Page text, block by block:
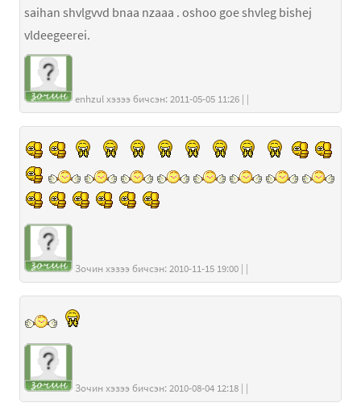
saihan shvlgvvd bnaa nzaaa . oshoo goe shvleg bishej
vldeegeerei.
enhzul хэзээ бичсэн: 2011-05-05 11:26 | |
Зочин хэзээ бичсэн: 2010-11-15 19:00 | |
Зочин хэзээ бичсэн: 2010-08-04 12:18 | |